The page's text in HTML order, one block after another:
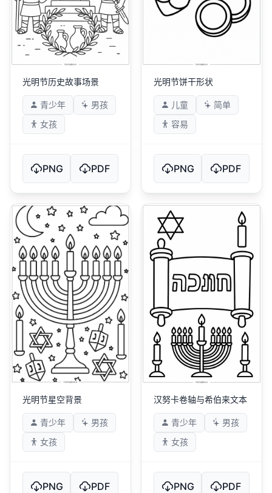
光明节历史故事场景
青少年
男孩
女孩
PNG PDF
光明节饼干形状
儿童
简单
容易
PNG PDF
光明节星空背景
青少年
男孩
女孩
PNG PDF
汉努卡卷轴与希伯来文本
青少年
男孩
女孩
PNG PDF